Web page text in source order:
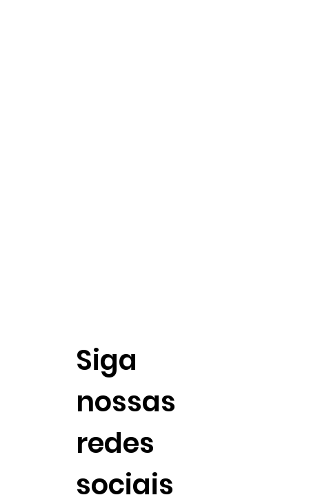
Siga
nossas
redes
sociais